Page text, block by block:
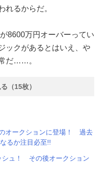
れるからだ。
8600万円オーバーってい
ックがあるとはいえ、や
だ……。
（15枚）
オークションに登場！ 過去
るか注目必至!!
シュ！ その後オークション